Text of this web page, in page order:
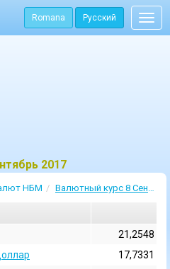
Romana Русский
2017
НБМ Валютный курс 8 Сентябрь 2017
21,2548
17,7331